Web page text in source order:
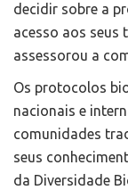
decidir sobre a
acesso aos seus
assessorou a
Os protocolos
nacionais e
comunidades
seus
da Diversidade